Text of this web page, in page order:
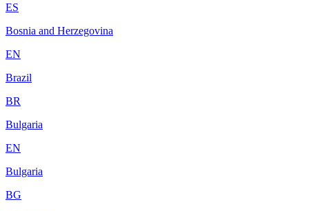
ES
Bosnia and Herzegovina
EN
Brazil
BR
Bulgaria
EN
Bulgaria
BG